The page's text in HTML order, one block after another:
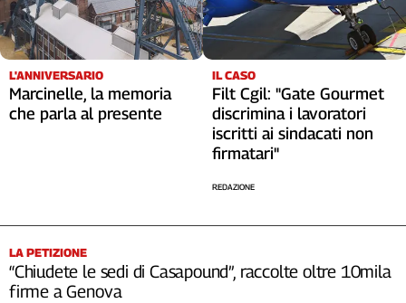
L'ANNIVERSARIO
Marcinelle, la memoria
che parla al presente
IL CASO
Filt Cgil: "Gate Gourmet
discrimina i lavoratori
iscritti ai sindacati non
firmatari"
REDAZIONE
LA PETIZIONE
“Chiudete le sedi di Casapound”, raccolte oltre 10mila
firme a Genova